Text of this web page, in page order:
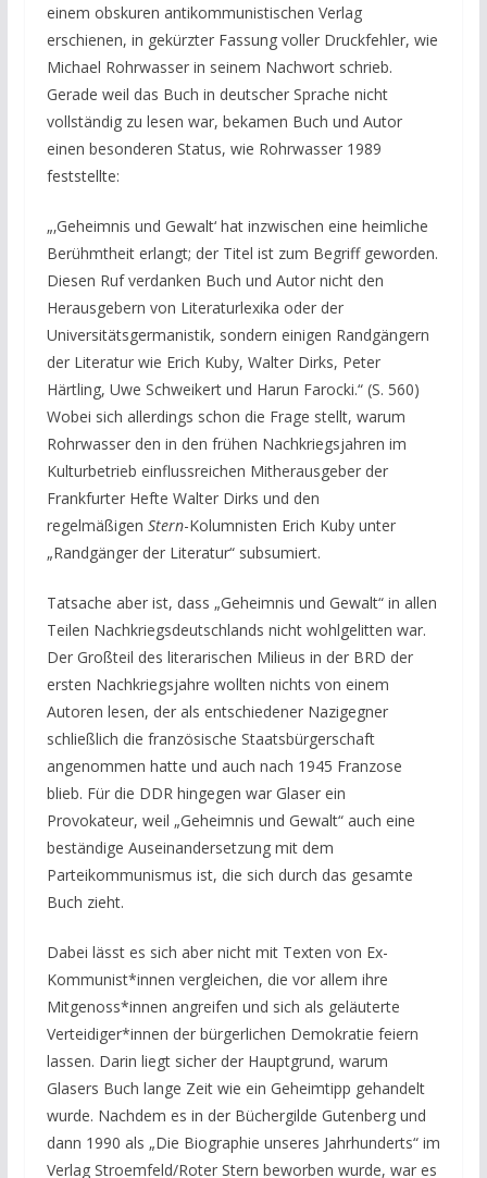
einem obskuren antikommunistischen Verlag
erschienen, in gekürzter Fassung voller Druckfehler, wie
Michael Rohrwasser in seinem Nachwort schrieb.
Gerade weil das Buch in deutscher Sprache nicht
vollständig zu lesen war, bekamen Buch und Autor
einen besonderen Status, wie Rohrwasser 1989
feststellte:
„‚Geheimnis und Gewalt‘ hat inzwischen eine heimliche
Berühmtheit erlangt; der Titel ist zum Begriff geworden.
Diesen Ruf verdanken Buch und Autor nicht den
Herausgebern von Literaturlexika oder der
Universitätsgermanistik, sondern einigen Randgängern
der Literatur wie Erich Kuby, Walter Dirks, Peter
Härtling, Uwe Schweikert und Harun Farocki.“ (S. 560)
Wobei sich allerdings schon die Frage stellt, warum
Rohrwasser den in den frühen Nachkriegsjahren im
Kulturbetrieb einflussreichen Mitherausgeber der
Frankfurter Hefte Walter Dirks und den
regelmäßigen Stern-Kolumnisten Erich Kuby unter
„Randgänger der Literatur“ subsumiert.
Tatsache aber ist, dass „Geheimnis und Gewalt“ in allen
Teilen Nachkriegsdeutschlands nicht wohlgelitten war.
Der Großteil des literarischen Milieus in der BRD der
ersten Nachkriegsjahre wollten nichts von einem
Autoren lesen, der als entschiedener Nazigegner
schließlich die französische Staatsbürgerschaft
angenommen hatte und auch nach 1945 Franzose
blieb. Für die DDR hingegen war Glaser ein
Provokateur, weil „Geheimnis und Gewalt“ auch eine
beständige Auseinandersetzung mit dem
Parteikommunismus ist, die sich durch das gesamte
Buch zieht.
Dabei lässt es sich aber nicht mit Texten von Ex-
Kommunist*innen vergleichen, die vor allem ihre
Mitgenoss*innen angreifen und sich als geläuterte
Verteidiger*innen der bürgerlichen Demokratie feiern
lassen. Darin liegt sicher der Hauptgrund, warum
Glasers Buch lange Zeit wie ein Geheimtipp gehandelt
wurde. Nachdem es in der Büchergilde Gutenberg und
dann 1990 als „Die Biographie unseres Jahrhunderts“ im
Verlag Stroemfeld/Roter Stern beworben wurde, war es